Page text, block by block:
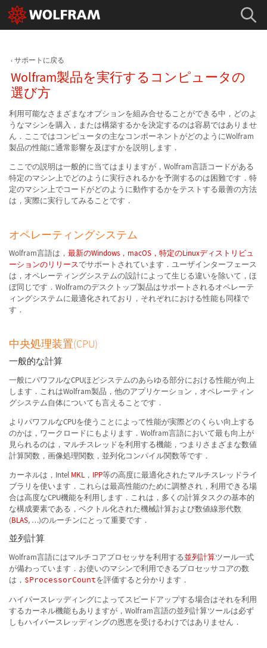
サポートに戻る
Wolfram製品を実行するコンピュータの
選び方
利用可能なさまざまなオプションを組み合せることができる中，どのよ
うなマシンを購入，または構築するかを決定するのは容易ではありませ
ん．ここではコンピュータの主なコンポーネントがどのようにWolfram
製品の性能に通常影響を及ぼすかを説明します．
ここでの説明は一般的に当てはまりますが，Wolfram言語コードがある
特定のマシン上でどのように実行されるかを予測するのは困難です．特
定のマシン上でコードがどのように動作するかをテストする最善の方法
は，実際に実行してみることです．
オペレーティングシステム
Wolfram言語は， 最新のWindows，macOS，特定のLinuxディストリビュ
ーションのリリースでサポートされています．ユーザインターフェース
は，オペレーティングシステムの設計によって生じる違いを除いて，ほ
ぼ同じです．Wolframのデスクトップ製品はサポートされるオペレーテ
ィングシステムに最適化されており，それぞれにおける性能も同様で
す．
中央処理装置(CPU)
一般的な計算
一般にパワフルなCPUほどシステムのあらゆる部分における性能が向上
します．これはWolfram製品，他のアプリケーション，オペレーティン
グシステム自体についても言えることです．
よりパワフルなCPUを使うことによって性能が実際どのくらい向上する
のかは，ワークロードにもよります．Wolfram言語において最も向上が
見られるのは，マルチスレッドを利用する機能，つまりさまざまな数値
計算関数，画像処理関数，並列化コンパイル関数等です．
カーネルは，Intel MKL ， IPP等の高度に最適化されたマルチスレッドライ
ブラリを使います．これらは最高性能のために調整され，利用できる場
合は高度なCPU機能を利用します．これは，多くの計算タスクの基本的
な構成要素である，ベクトル化された機械計算および数値線形代数
(BLAS, …)のルーチンにとって重要です．
並列計算
Wolfram言語にはマルチコアプロセッサを利用する並列計算ツール一式
が備わっています．お使いのマシンで利用できるプロセッサコアの数
は， $ProcessorCountを評価すると分かります．
ハイパースレッディングによってスピードアップする場合はそれを利用
するカーネル機能もありますが，Wolfram言語の並列計算ツールは必ず
しもハイパースレッディングの恩恵を受けるわけではありません．